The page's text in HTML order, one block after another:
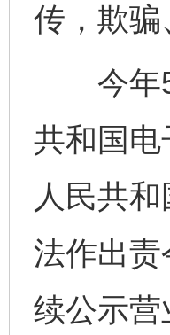
传，欺骗
今年5
共和国
人民共
法作出
续公示